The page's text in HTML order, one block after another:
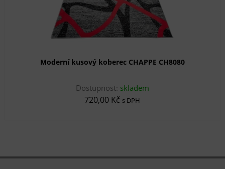
Moderní kusový koberec CHAPPE CH8080
Dostupnost: skladem
720,00 Kč s DPH